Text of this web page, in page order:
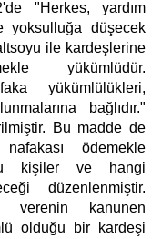
"Herkes, yardım
yoksulluğa düşecek
ile kardeşlerine
yükümlüdür.
yükümlülükleri,
bağlıdır."
Bu madde de
ödemekle
kişiler ve hangi
düzenlenmiştir.
verenin kanunen
olduğu bir kardeşi